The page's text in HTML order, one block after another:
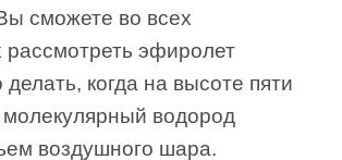
сможете во всех
рассмотреть эфиролет
делать, когда на высоте пяти
водород
воздушного шара.